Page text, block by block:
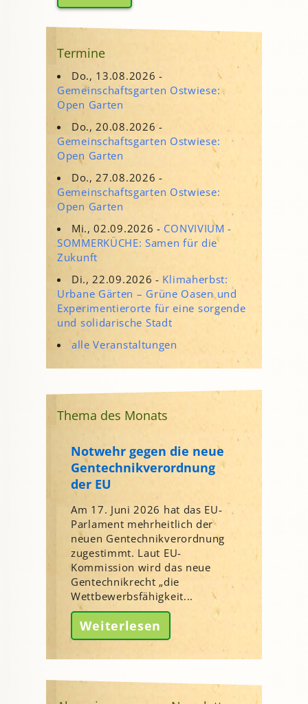
Termine
Do., 13.08.2026 -
Gemeinschaftsgarten Ostwiese:
Open Garten
Do., 20.08.2026 -
Gemeinschaftsgarten Ostwiese:
Open Garten
Do., 27.08.2026 -
Gemeinschaftsgarten Ostwiese:
Open Garten
Mi., 02.09.2026 - CONVIVIUM -
SOMMERKÜCHE: Samen für die
Zukunft
Di., 22.09.2026 - Klimaherbst:
Urbane Gärten – Grüne Oasen und
Experimentierorte für eine sorgende
und solidarische Stadt
alle Veranstaltungen
Thema des Monats
Notwehr gegen die neue
Gentechnikverordnung
der EU
Am 17. Juni 2026 hat das EU-
Parlament mehrheitlich der
neuen Gentechnikverordnung
zugestimmt. Laut EU-
Kommission wird das neue
Gentechnikrecht „die
Wettbewerbsfähigkeit...
Weiterlesen